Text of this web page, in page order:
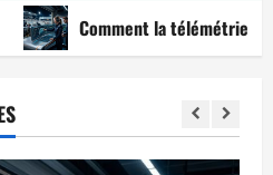
Comment la télémétrie en temps